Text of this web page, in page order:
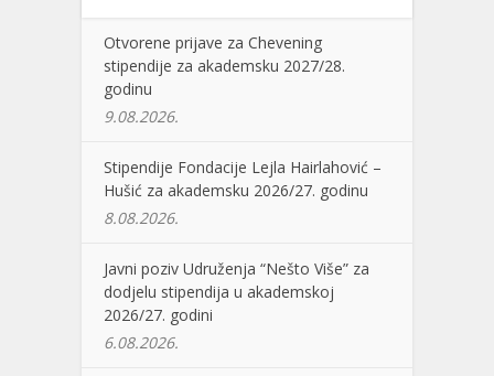
Otvorene prijave za Chevening
stipendije za akademsku 2027/28.
godinu
9.08.2026.
Stipendije Fondacije Lejla Hairlahović –
Hušić za akademsku 2026/27. godinu
8.08.2026.
Javni poziv Udruženja “Nešto Više” za
dodjelu stipendija u akademskoj
2026/27. godini
6.08.2026.